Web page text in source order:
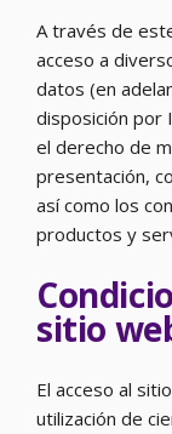
A través de
acceso a
datos (en
disposición por
el derecho de
presentación,
así como los
productos y
sitio
El acceso al
utilización de